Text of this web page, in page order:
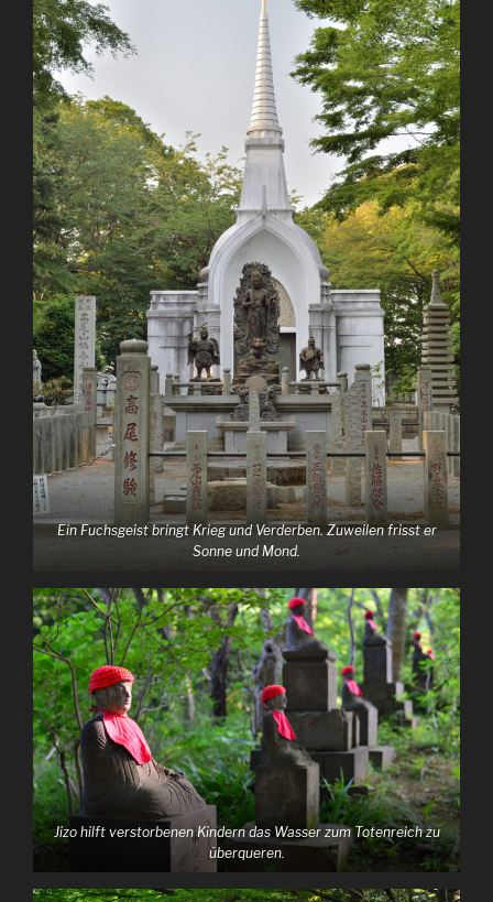
Ein Fuchsgeist bringt Krieg und Verderben. Zuweilen frisst er
Sonne und Mond.
Jizo hilft verstorbenen Kindern das Wasser zum Totenreich zu
überqueren.